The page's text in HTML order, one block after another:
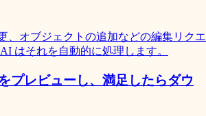
、オブジェクトの追加などの編集リクエ
はそれを自動的に処理します。
プレビューし、満足したらダウ